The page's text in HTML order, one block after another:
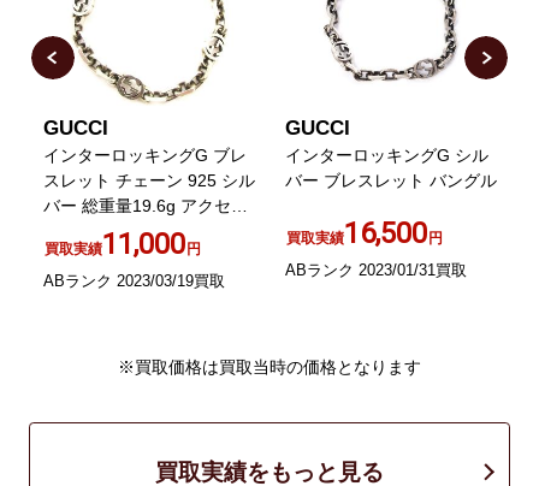
GUCCI
インターロッキングG ブレ
スレット チェーン 925 シル
バー 総重量19.6g アクセサ
買取実績11,000円
ABランク 2023/03/19買取
GUCCI
インターロッキングG シル
バー ブレスレット バングル
買取実績16,500円
ABランク 2023/01/31買取
※買取価格は買取当時の価格となります
買取実績をもっと見る